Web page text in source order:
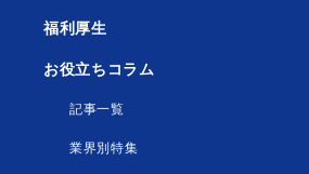
福利厚生
お役立ちコラム
記事一覧
業界別特集